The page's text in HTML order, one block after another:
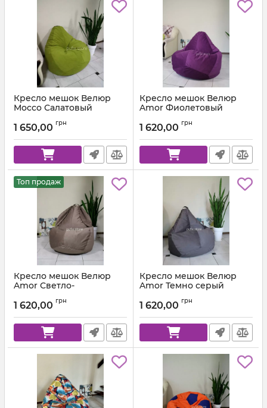
Кресло мешок Велюр
Mocco Салатовый
1 650,00 грн
Кресло мешок Велюр
Amor Фиолетовый
1 620,00 грн
Топ продаж
Кресло мешок Велюр
Amor Светло-
Артикул: km-amor-5-l
1 620,00 грн
Кресло мешок Велюр
Amor Темно серый
1 620,00 грн